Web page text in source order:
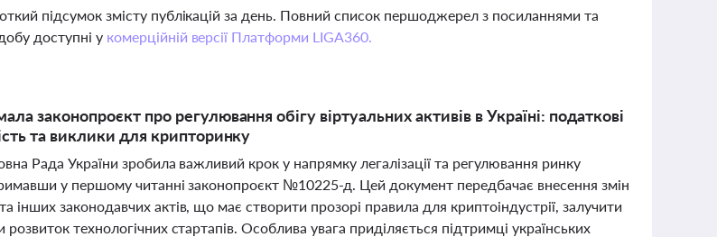
підсумок змісту публікацій за день. Повний список першоджерел з посиланнями та
доступні у комерційній версії Платформи LIGA360.
законопроєкт про регулювання обігу віртуальних активів в Україні: податкові
та виклики для крипторинку
Рада України зробила важливий крок у напрямку легалізації та регулювання ринку
у першому читанні законопроєкт №10225-д. Цей документ передбачає внесення змін
інших законодавчих актів, що має створити прозорі правила для криптоіндустрії, залучити
розвиток технологічних стартапів. Особлива увага приділяється підтримці українських